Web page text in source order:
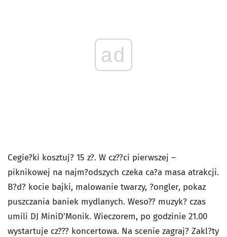
ad
Cegie?ki kosztuj? 15 z?. W cz??ci pierwszej –
piknikowej na najm?odszych czeka ca?a masa atrakcji.
B?d? kocie bajki, malowanie twarzy, ?ongler, pokaz
puszczania baniek mydlanych. Weso?? muzyk? czas
umili DJ MiniD’Monik. Wieczorem, po godzinie 21.00
wystartuje cz??? koncertowa. Na scenie zagraj? Zakl?ty